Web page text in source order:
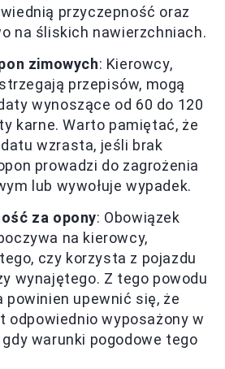
przyczepność oraz
na śliskich nawierzchniach.
zimowych: Kierowcy,
przepisów, mogą
wynoszące od 60 do 120
karne. Warto pamiętać, że
wzrasta, jeśli brak
prowadzi do zagrożenia
lub wywołuje wypadek.
za opony: Obowiązek
na kierowcy,
czy korzysta z pojazdu
wynajętego. Z tego powodu
powinien upewnić się, że
odpowiednio wyposażony w
warunki pogodowe tego